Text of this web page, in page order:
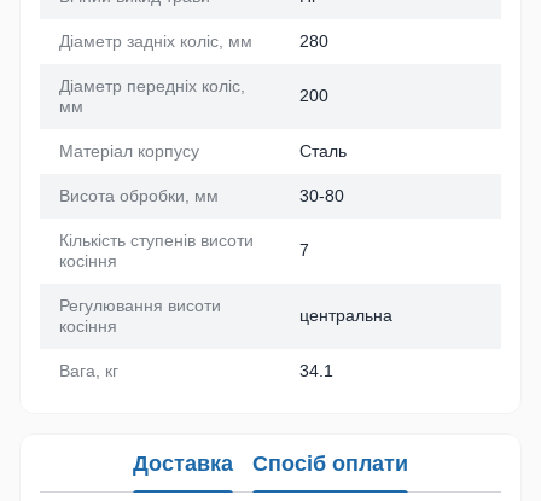
Діаметр задніх коліс, мм 280
Діаметр передніх коліс,
мм
200
Матеріал корпусу Сталь
Висота обробки, мм 30-80
Кількість ступенів висоти
косіння
7
Регулювання висоти
косіння
центральна
Вага, кг 34.1
Доставка Спосіб оплати